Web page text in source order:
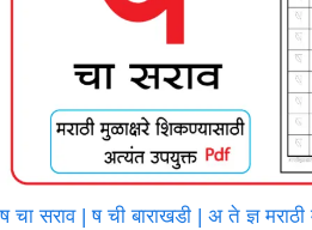
ष चा सराव | ष ची बाराखडी | अ ते ज्ञ